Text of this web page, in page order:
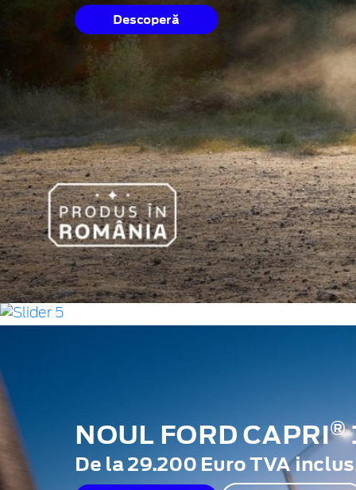
Descoperă
De la 22.900 Euro TVA prin
Descoperă
NOUL FORD CAPRI®
De la 29.200 Euro TVA